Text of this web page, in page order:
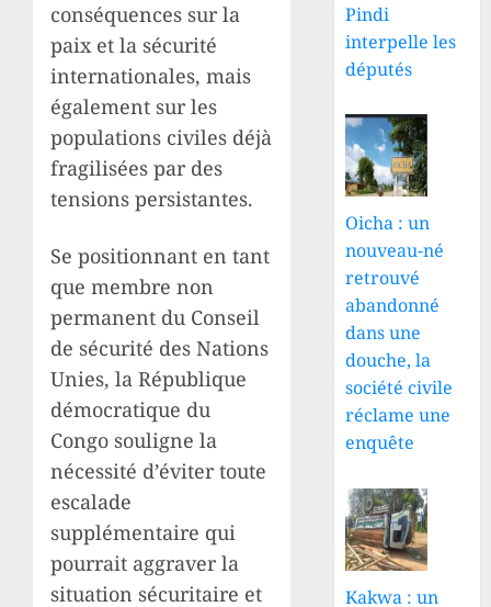
conséquences sur la
paix et la sécurité
internationales, mais
également sur les
populations civiles déjà
fragilisées par des
tensions persistantes.
Se positionnant en tant
que membre non
permanent du Conseil
de sécurité des Nations
Unies, la République
démocratique du
Congo souligne la
nécessité d’éviter toute
escalade
supplémentaire qui
pourrait aggraver la
situation sécuritaire et
Pindi
interpelle les
députés
Oicha : un
nouveau-né
retrouvé
abandonné
dans une
douche, la
société civile
réclame une
enquête
Kakwa : un